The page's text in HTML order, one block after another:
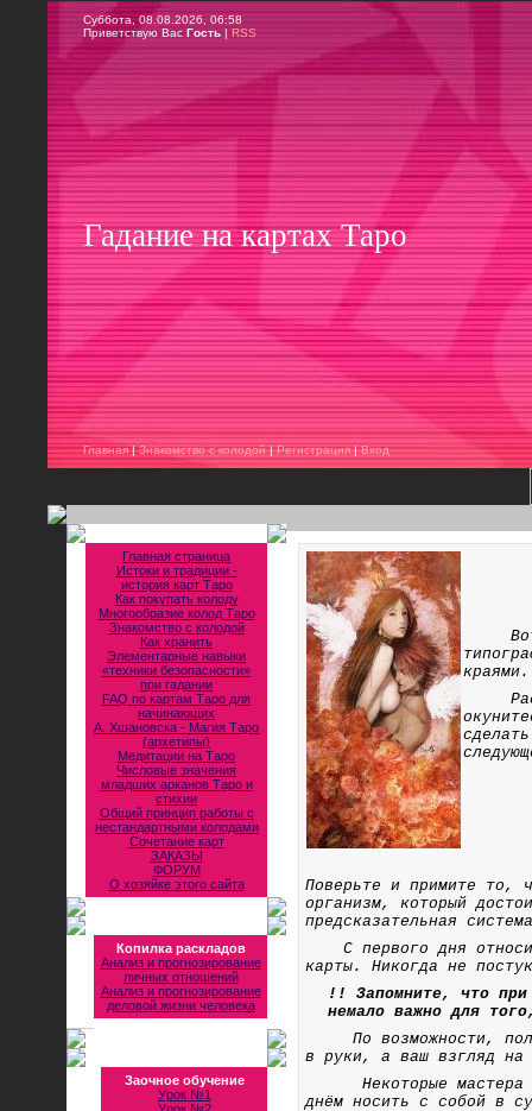
Суббота, 08.08.2026, 06:58
Приветствую Вас Гость | RSS
Гадание на картах Таро
Главная|Знакомство с колодой|Регистрация|Вход
Главная страница
Истоки и традиции -
история карт Таро
Как покупать колоду
Многообразие колод Таро
Знакомство с колодой
Как хранить
Элементарные навыки
«техники безопасности»
при гадании
FAQ по картам Таро для
начинающих
А. Хшановска - Магия Таро
(архетипы)
Медитации на Таро
Числовые значения
младших арканов Таро и
стихии
Общий принцип работы с
нестандартными колодами
Сочетание карт
ЗАКАЗЫ
ФОРУМ
О хозяйке этого сайта
Копилка раскладов
Анализ и прогнозирование
личных отношений
Анализ и прогнозирование
деловой жизни человека
Заочное обучение
Урок №1
Вот
Поверьте и примите то,
организм, который
предсказательная
С первого дня
карты. Никогда не
!! Запомните, что при
немало важно для
По возможности,
в руки, а ваш взгляд на
Некоторые мастера
днём носить с собой в